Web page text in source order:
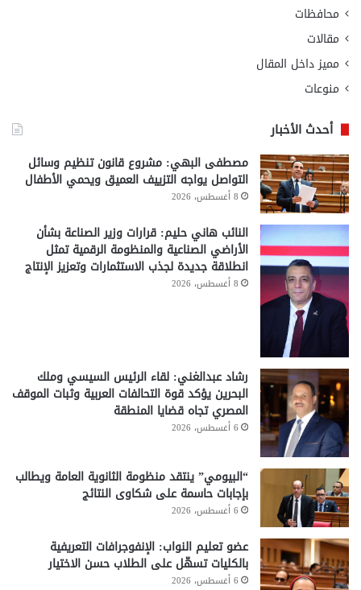
محافظات
مقالات
مميز داخل المقال
منوعات
أحدث الأخبار
مصطفى البهي: مشروع قانون تنظيم وسائل
التواصل يواجه التزييف العميق ويحمي الأطفال
8 أغسطس، 2026
النائب هاني حليم: قرارات وزير الصناعة بشأن
الأراضي الصناعية والمنظومة الرقمية تمثل
انطلاقة جديدة لجذب الاستثمارات وتعزيز الإنتاج
8 أغسطس، 2026
رشاد عبدالغني: لقاء الرئيس السيسي وملك
البحرين يؤكد قوة التحالفات العربية وثبات الموقف
المصري تجاه قضايا المنطقة
6 أغسطس، 2026
“البيومي” ينتقد منظومة الثانوية العامة ويطالب
بإجابات حاسمة على شكاوى النتائج
6 أغسطس، 2026
عضو تعليم النواب: الإنفوجرافات التعريفية
بالكليات تسهّل على الطلاب حسن الاختيار
6 أغسطس، 2026